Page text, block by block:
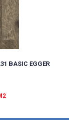
BASIC EGGER